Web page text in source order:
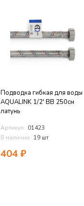
Подводка гибкая для воды
AQUALINK 1/2' ВВ 250см
латунь
Артикул: 01423
В наличии: 19 шт
404₽